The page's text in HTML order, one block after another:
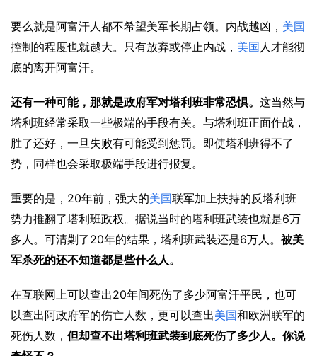
要么就是阿富汗人都不希望美军长期占领。内战越凶， 美国
控制的程度也就越大。只有放弃或停止内战， 美国 人才能彻
底的离开阿富汗。
还有一种可能，那就是政府军对塔利班非常恐惧。 这当然与
塔利班经常采取一些极端的手段有关。与塔利班正面作战，
胜了还好，一旦失败有可能受到惩罚。即使塔利班得不了
势，同样也会采取极端手段进行报复。
重要的是， 20年前，强大的美国联军加上扶持的反塔利班
势力推翻了塔利班政权。据说当时的塔利班武装也就是6万
多人。可清剿了20年的结果，塔利班武装还是6万人。 被美
军杀死的还不知道都是些什么人。
在互联网上可以查出20年间死伤了多少阿富汗平民，也可
以查出阿政府军的伤亡人数，更可以查出美国和欧洲联军的
死伤人数， 但却查不出塔利班武装到底死伤了多少人。你说